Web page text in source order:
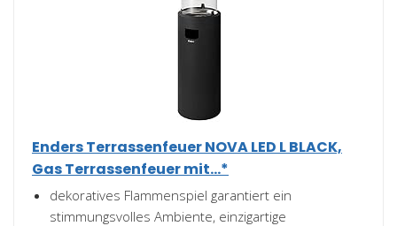
Enders Terrassenfeuer NOVA LED L BLACK,
Gas Terrassenfeuer mit...*
dekoratives Flammenspiel garantiert ein
stimmungsvolles Ambiente, einzigartige